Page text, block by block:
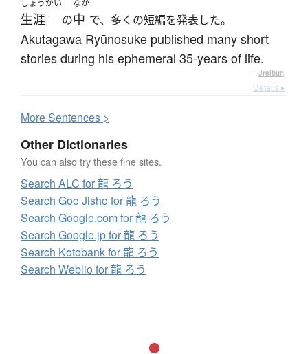
しょうがい
生涯 の
なか
中 で、多くの短編を発表した。
Akutagawa Ryūnosuke published many short
stories during his ephemeral 35-years of life.
— Jreibun
Details ▸
MoreSentences >
Other Dictionaries
You can also try these fine sites.
Search ALC for 龍 ろう
Search Goo Jisho for 龍 ろう
Search Google.com for 龍 ろう
Search Google.jp for 龍 ろう
Search Kotobank for 龍 ろう
Search Weblio for 龍 ろう